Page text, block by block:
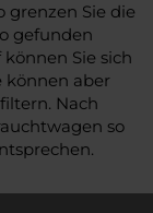
grenzen Sie die
gefunden
Sie sich
können aber
Nach
so